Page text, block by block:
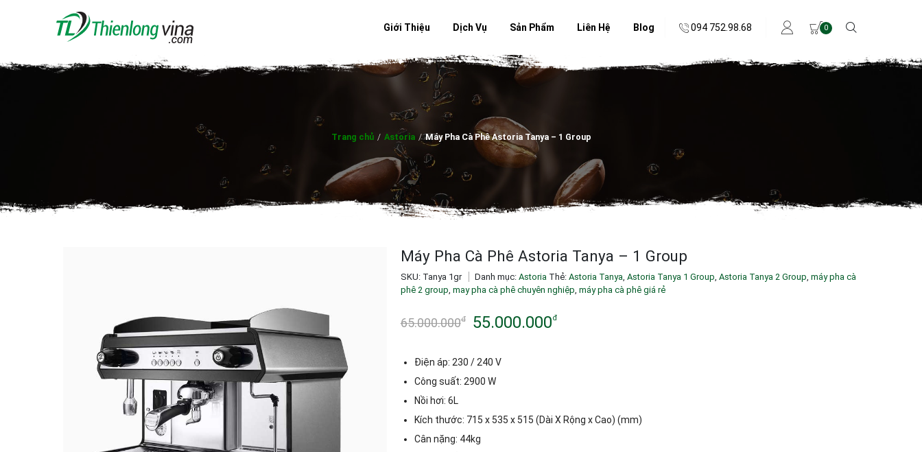
Giới Thiệu Dịch Vụ Sản Phẩm Liên Hệ Blog 094 752.98.68 0
Trang chủ / Astoria / Máy Pha Cà Phê Astoria Tanya – 1 Group
Máy Pha Cà Phê Astoria Tanya – 1 Group
SKU: Tanya 1gr Danh mục: Astoria Thẻ: Astoria Tanya, Astoria Tanya 1 Group, Astoria Tanya 2 Group, máy pha cà
phê 2 group, may pha cà phê chuyên nghiệp, máy pha cà phê giá rẻ
65.000.000đ
Giá
gốc
là:
65.000.000đ.
55.000.000đ
Giá
hiện
tại
là:
55.000.000đ.
Điện áp: 230 / 240 V
Công suất: 2900 W
Nồi hơi: 6L
Kích thước: 715 x 535 x 515 (Dài X Rộng x Cao) (mm)
Cân nặng: 44kg